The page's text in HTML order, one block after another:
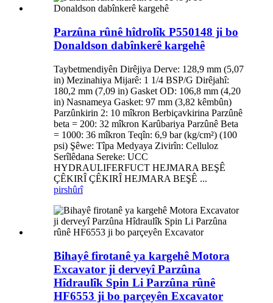
Parzûna rûnê hîdrolîk P550148 ji bo
Donaldson dabînkerê kargehê
Taybetmendiyên Dirêjiya Derve: 128,9 mm (5,07
in) Mezinahiya Mijarê: 1 1/4 BSP/G Dirêjahî:
180,2 mm (7,09 in) Gasket OD: 106,8 mm (4,20
in) Nasnameya Gasket: 97 mm (3,82 kêmbûn)
Parzûnkirin 2: 10 mîkron Berbiçavkirina Parzûnê
beta = 200: 32 mîkron Karûbariya Parzûnê Beta
= 1000: 36 mîkron Teqîn: 6,9 bar (kg/cm²) (100
psi) Şêwe: Tîpa Medyaya Zivirîn: Celluloz
Serîlêdana Sereke: UCC
HYDRAULIFERFUCT HEJMARA BEŞÊ
ÇÊKIRÎ ÇÊKIRÎ HEJMARA BEŞÊ ...
pirshûrî
Bihayê firotanê ya kargehê Motora
Excavator ji derveyî Parzûna
Hîdraulîk Spin Li Parzûna rûnê
HF6553 ji bo parçeyên Excavator